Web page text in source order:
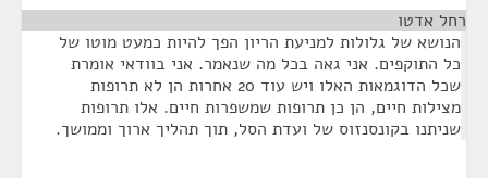
רחל אדטו
הנושא של גלולות למניעת הריון הפך להיות כמעט מוטו של
כל התוקפים. אני גאה בכל מה שנאמר. אני בוודאי אומרת
שכל הדוגמאות האלו ויש עוד 20 אחרות הן לא תרופות
מצילות חיים, הן כן תרופות שמשפרות חיים. אלו תרופות
שניתנו בקונסנזוס של ועדת הסל, תוך תהליך ארוך וממושך.